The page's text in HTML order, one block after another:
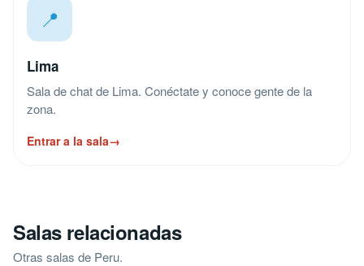
📍
Lima
Sala de chat de Lima. Conéctate y conoce gente de la
zona.
Entrar a la sala→
Salas relacionadas
Otras salas de Peru.